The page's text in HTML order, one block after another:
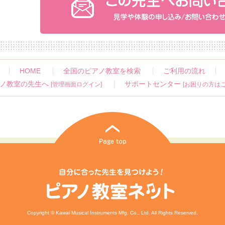
HOME 全国のピアノ教室を検索
ご利用の流れ
教室の先生へ [管理画面ログイン] サポートセンター [お困りの方は
Copyright © Kawai Musical Instruments Mfg. Co., Ltd. All Rights Reserved.